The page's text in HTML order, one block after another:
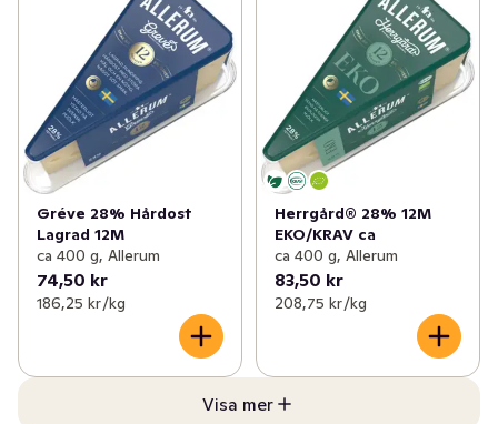
Gréve 28% Hårdost
Lagrad 12M
ca 400 g, Allerum
74,50 kr
186,25 kr /kg
Herrgård® 28% 12M
EKO/KRAV ca
ca 400 g, Allerum
83,50 kr
208,75 kr /kg
Visa mer